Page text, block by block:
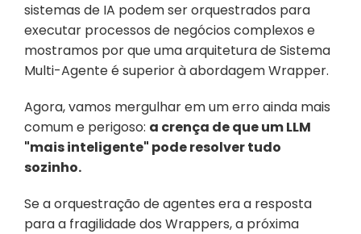
sistemas de IA podem ser orquestrados para
executar processos de negócios complexos e
mostramos por que uma arquitetura de Sistema
Multi-Agente é superior à abordagem Wrapper.
Agora, vamos mergulhar em um erro ainda mais
comum e perigoso: a crença de que um LLM
"mais inteligente" pode resolver tudo
sozinho.
Se a orquestração de agentes era a resposta
para a fragilidade dos Wrappers, a próxima